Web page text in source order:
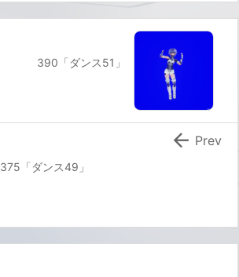
390「ダンス51」
375「ダンス49」
 Prev